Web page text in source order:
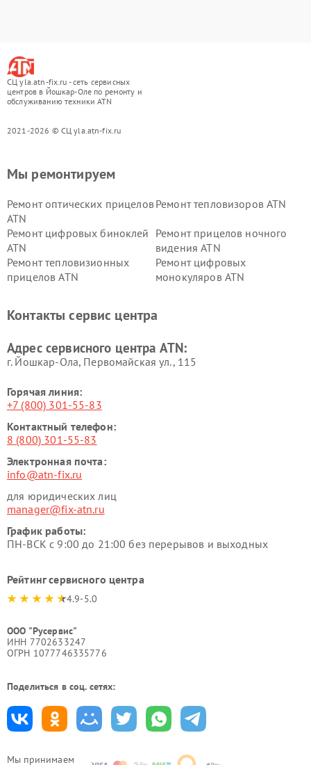
СЦ yla.atn-fix.ru - сеть сервисных
центров в Йошкар-Оле по ремонту и
обслуживанию техники ATN
2021-2026 © СЦ yla.atn-fix.ru
Мы принимаем
Мы ремонтируем
Ремонт оптических прицелов
ATN
Ремонт тепловизоров ATN
Ремонт цифровых биноклей
ATN
Ремонт прицелов ночного
видения ATN
Ремонт тепловизионных
прицелов ATN
Ремонт цифровых
монокуляров ATN
Контакты сервис центра
Адрес сервисного центра ATN:
г. Йошкар-Ола, Первомайская ул., 115
Горячая линия:
+7 (800) 301-55-83
Контактный телефон:
8 (800) 301-55-83
Электронная почта:
info@atn-fix.ru
для юридических лиц
manager@fix-atn.ru
График работы:
ПН-ВСК с 9:00 до 21:00 без перерывов и выходных
Рейтинг сервисного центра
4.9-5.0
ООО "Русервис"
ИНН 7702633247
ОГРН 1077746335776
Поделиться в соц. сетях: